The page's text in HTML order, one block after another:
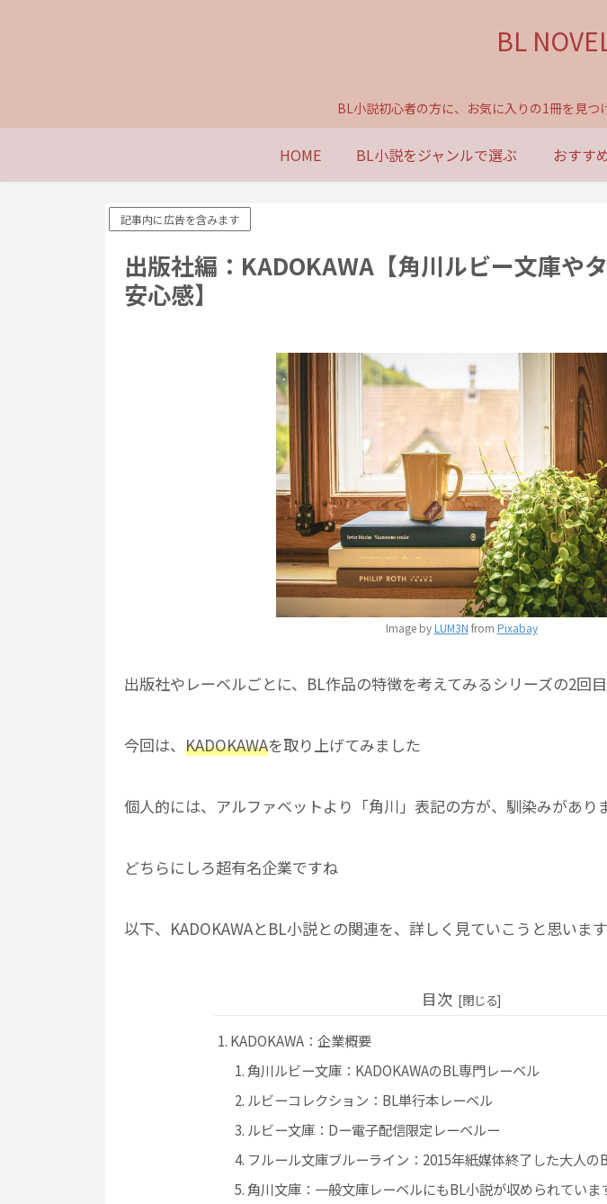
BL
BL小説初心者の方に、お気に入りの1冊を見つ
HOME BL小説をジャンルで選ぶ おすす
記事内に広告を含みます
出版社編：KADOKAWA【角川ルビー文庫や
安心感】
Image byLUM3N from Pixabay
出版社やレーベルごとに、BL作品の特徴を考えてみるシリーズの2回
今回は、 KADOKAWAを取り上げてみました
個人的には、アルファベットより「角川」表記の方が、馴染みがあり
どちらにしろ超有名企業ですね
以下、KADOKAWAとBL小説との関連を、詳しく見ていこうと思います
目次
KADOKAWA：企業概要
角川ルビー文庫：KADOKAWAのBL専門レーベル
ルビーコレクション：BL単行本レーベル
ルビー文庫：Dー電子配信限定レーベルー
フルール文庫ブルーライン：2015年紙媒体終了した大人の
角川文庫：一般文庫レーベルにもBL小説が収められていま